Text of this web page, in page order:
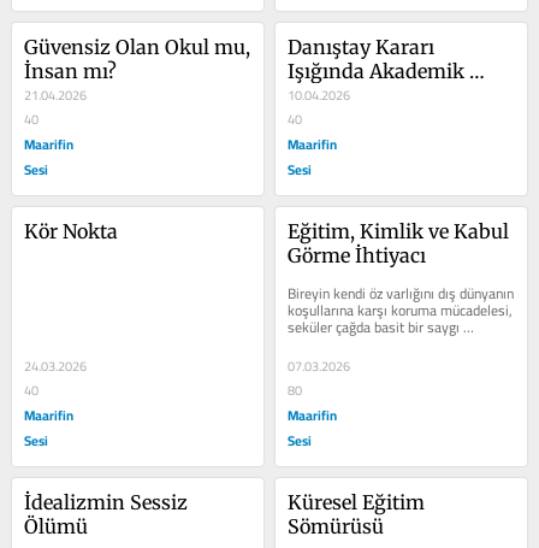
Güvensiz Olan Okul mu,
İnsan mı?
21.04.2026
40
Maarifin
Sesi
Danıştay Kararı
Işığında Akademik
Liyakate Dair
10.04.2026
40
Maarifin
Sesi
Kör Nokta
24.03.2026
40
Maarifin
Sesi
Eğitim, Kimlik ve Kabul
Görme İhtiyacı
Bireyin kendi öz varlığını dış dünyanın
koşullarına karşı koruma mücadelesi,
seküler çağda basit bir saygı
arayışından ziyade,...
07.03.2026
80
Maarifin
Sesi
İdealizmin Sessiz
Ölümü
Küresel Eğitim
Sömürüsü